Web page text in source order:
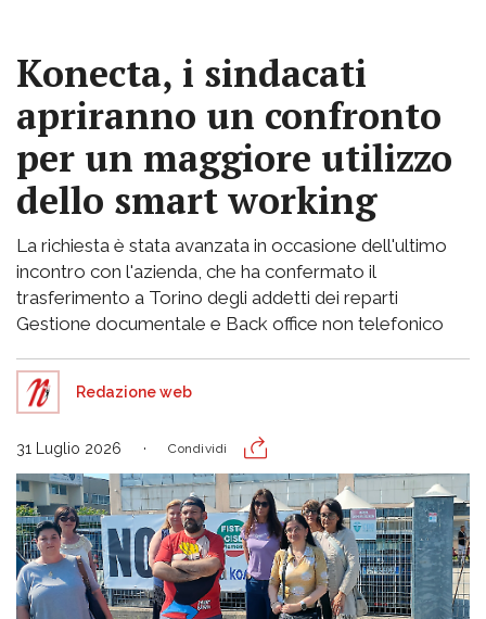
Konecta, i sindacati
apriranno un confronto
per un maggiore utilizzo
dello smart working
La richiesta è stata avanzata in occasione dell'ultimo
incontro con l'azienda, che ha confermato il
trasferimento a Torino degli addetti dei reparti
Gestione documentale e Back office non telefonico
Redazione web
31 Luglio 2026 Condividi